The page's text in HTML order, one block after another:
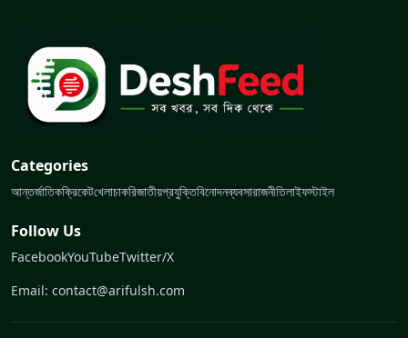
Categories
আন্তর্জাতিকক্রিকেটখেলাচাকরিজাতীয়প্রযুক্তিবিনোদনব্যবসারাজনীতিলাইফস্টাইল
Follow Us
FacebookYouTubeTwitter/X
Email: contact@arifulsh.com